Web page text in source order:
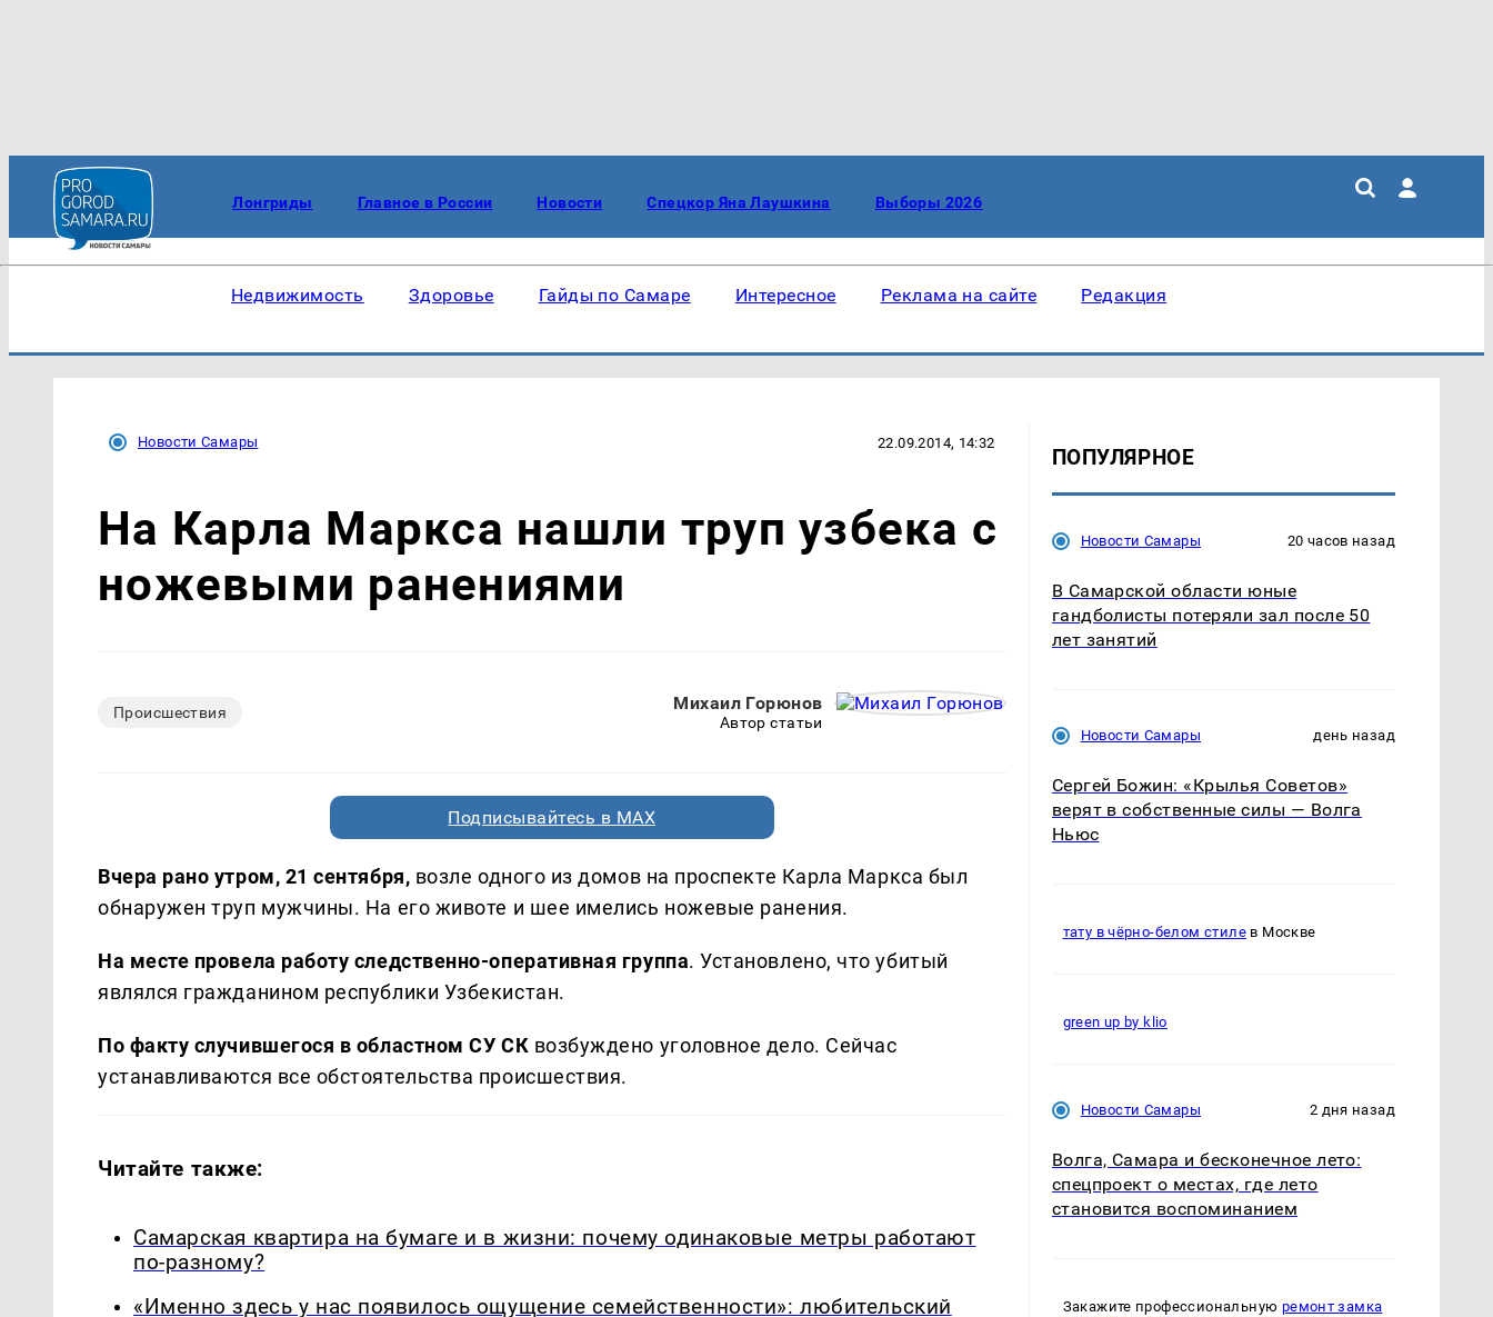
Лонгриды Главное в России Новости Спецкор Яна Лаушкина Выборы 2026
Недвижимость Здоровье Гайды по Самаре Интересное Реклама на сайте Редакция
Новости Самары 22.09.2014, 14:32
На Карла Маркса нашли труп узбека с
ножевыми ранениями
Происшествия Михаил Горюнов
Автор статьи
Подписывайтесь в MAX
Вчера рано утром, 21 сентября, возле одного из домов на проспекте Карла Маркса был
обнаружен труп мужчины. На его животе и шее имелись ножевые ранения.
На месте провела работу следственно-оперативная группа. Установлено, что убитый
являлся гражданином республики Узбекистан.
По факту случившегося в областном СУ СК возбуждено уголовное дело. Сейчас
устанавливаются все обстоятельства происшествия.
Читайте также:
Самарская квартира на бумаге и в жизни: почему одинаковые метры работают
по-разному?
«Именно здесь у нас появилось ощущение семейственности»: любительский
ПОПУЛЯРНОЕ
Новости Самары 20 часов назад
В Самарской области юные
гандболисты потеряли зал после 50
лет занятий
Новости Самары день назад
Сергей Божин: «Крылья Советов»
верят в собственные силы — Волга
Ньюс
тату в чёрно-белом стилев Москве
green up by klio
Новости Самары 2 дня назад
Волга, Самара и бесконечное лето:
спецпроект о местах, где лето
становится воспоминанием
Закажите профессиональную ремонт замка